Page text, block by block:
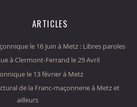
ARTICLES
le 16 Juin à Metz : Libres paroles
à Clermont-Ferrand le 29 Avril
le 13 février à Metz
de la Franc-maçonnerie à Metz et
ailleurs